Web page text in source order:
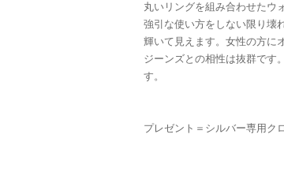
丸いリングを組み合わせたウ
強引な使い方をしない限り壊
輝いて見えます。女性の方に
ジーンズとの相性は抜群です
す。
プレゼント＝シルバー専用ク